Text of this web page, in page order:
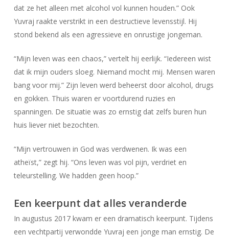
dat ze het alleen met alcohol vol kunnen houden.” Ook
Yuvraj raakte verstrikt in een destructieve levensstijl. Hij
stond bekend als een agressieve en onrustige jongeman.
“Mijn leven was een chaos,” vertelt hij eerlijk. “Iedereen wist
dat ik mijn ouders sloeg. Niemand mocht mij. Mensen waren
bang voor mij.” Zijn leven werd beheerst door alcohol, drugs
en gokken. Thuis waren er voortdurend ruzies en
spanningen. De situatie was zo ernstig dat zelfs buren hun
huis liever niet bezochten.
“Mijn vertrouwen in God was verdwenen. Ik was een
atheïst,” zegt hij. “Ons leven was vol pijn, verdriet en
teleurstelling. We hadden geen hoop.”
Een keerpunt dat alles veranderde
In augustus 2017 kwam er een dramatisch keerpunt. Tijdens
een vechtpartij verwondde Yuvraj een jonge man ernstig. De